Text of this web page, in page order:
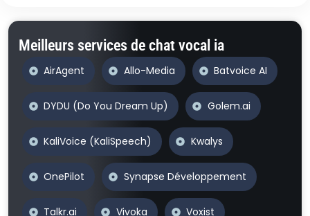
Meilleurs services de chat vocal ia
AirAgent Allo-Media Batvoice AI
DYDU (Do You Dream Up) Golem.ai
KaliVoice (KaliSpeech) Kwalys
OnePilot Synapse Développement
Talkr.ai Vivoka Voxist